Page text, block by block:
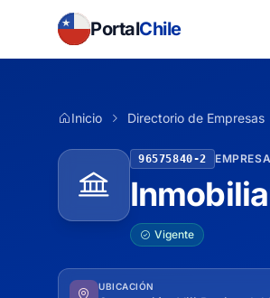
PortalChile
Inicio Directorio de Empresas
96575840-2
Vigente
UBICACIÓN